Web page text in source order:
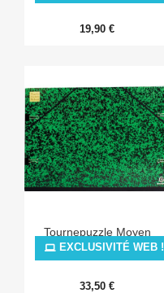
19,90 €
Tournepuzzle Moyen
500
33,50 €
EXCLUSIVITÉ WEB !